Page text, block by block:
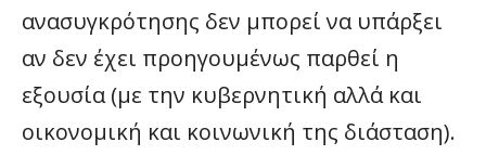
ανασυγκρότησης δεν μπορεί να υπάρξει
αν δεν έχει προηγουμένως παρθεί η
εξουσία (με την κυβερνητική αλλά και
οικονομική και κοινωνική της διάσταση).